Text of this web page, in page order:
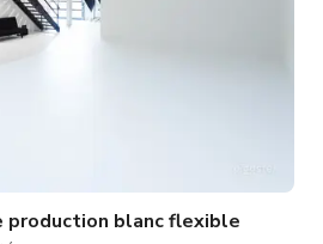
production blanc flexible